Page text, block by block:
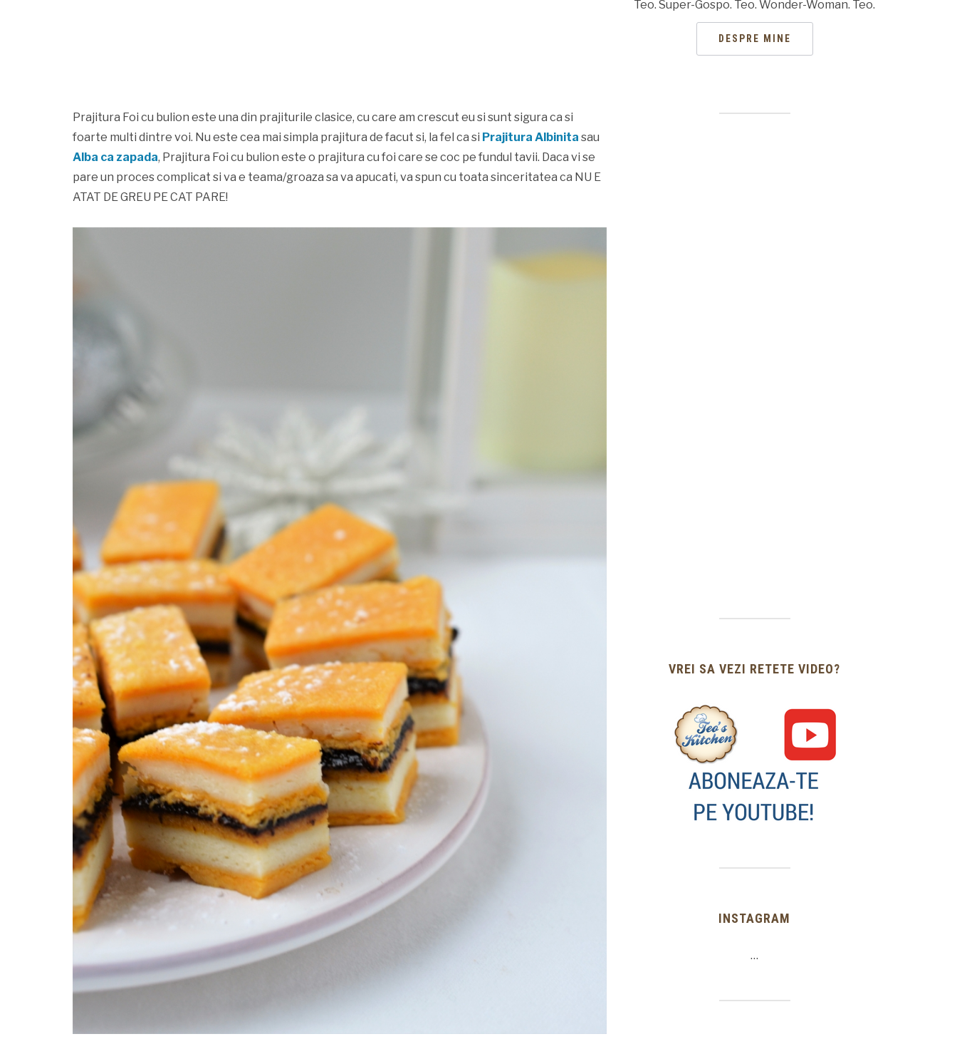
Prajitura Foi cu bulion este una din prajiturile clasice, cu care am crescut eu si sunt sigura ca si
foarte multi dintre voi. Nu este cea mai simpla prajitura de facut si, la fel ca si Prajitura Albinita sau
Alba ca zapada, Prajitura Foi cu bulion este o prajitura cu foi care se coc pe fundul tavii. Daca vi se
pare un proces complicat si va e teama/groaza sa va apucati, va spun cu toata sinceritatea ca NU E
ATAT DE GREU PE CAT PARE!
Teo. Super-Gospo. Teo. Wonder-Woman. Teo.
DESPRE MINE
VREI SA VEZI RETETE VIDEO?
INSTAGRAM
…